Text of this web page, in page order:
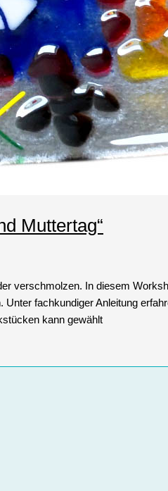
Muttertag“
verschmolzen. In diesem
fachkundiger Anleitung
kann gewählt